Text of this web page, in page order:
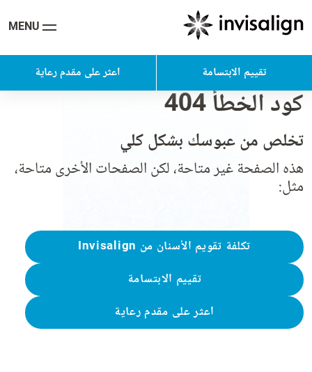
MENU
تقييم الابتسامة اعثر على مقدم رعاية
كود الخطأ 404
تخلص من عبوسك بشكل كلي
هذه الصفحة غير متاحة، لكن الصفحات الأخرى متاحة،
مثل:
تكلفة تقويم الأسنان من Invisalign
تقييم الابتسامة
اعثر على مقدم رعاية